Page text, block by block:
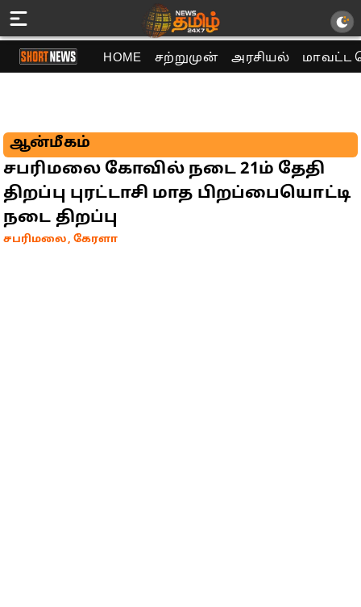
HOME சற்றுமுன் அரசியல் மாவட்ட
ஆன்மீகம்
சபரிமலை கோவில் நடை 21ம் தேதி
திறப்பு புரட்டாசி மாத பிறப்பையொட்டி
நடை திறப்பு
சபரிமலை, கேரளா